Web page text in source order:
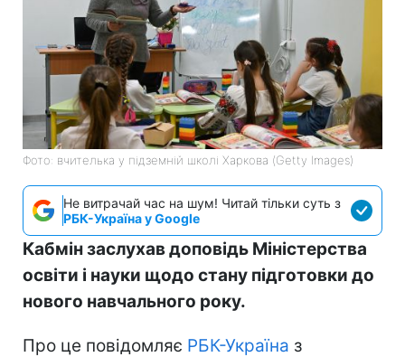
Фото: вчителька у підземній школі Харкова (Getty Images)
Не витрачай час на шум! Читай тільки суть з
РБК-Україна у Google
Кабмін заслухав доповідь Міністерства
освіти і науки щодо стану підготовки до
нового навчального року.
Про це повідомляє РБК-Україна з